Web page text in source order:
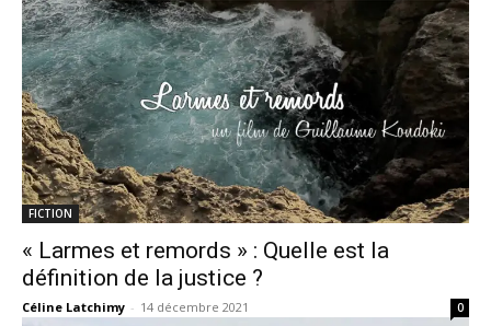
FICTION
« Larmes et remords » : Quelle est la
définition de la justice ?
Céline Latchimy - 14 décembre 2021 0